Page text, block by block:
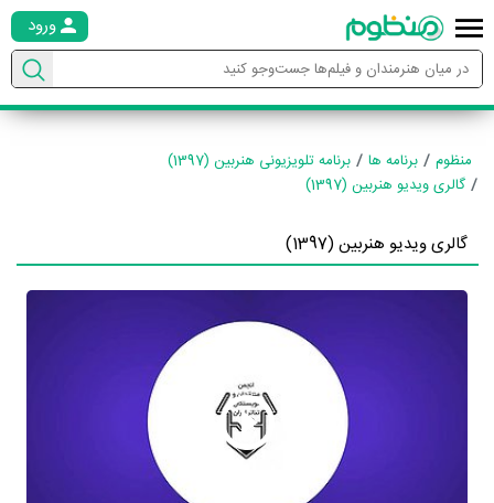
ورود
منظوم برنامه ها
برنامه تلویزیونی هنربین (1397)
گالری ویدیو هنربین (1397)
گالری ویدیو هنربین (1397)